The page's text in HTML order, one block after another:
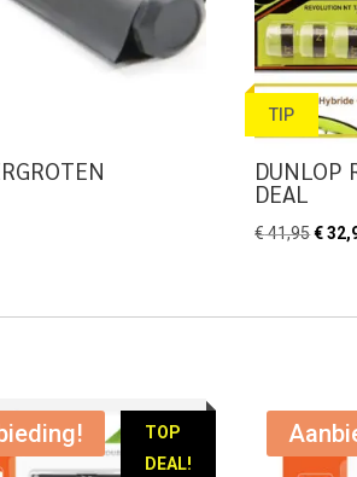
TIP
DUNLOP
DEAL
€41,95€
TOP
DEAL!